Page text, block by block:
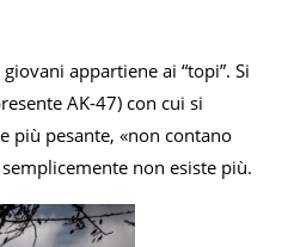
appartiene ai “topi”. Si
AK-47) con cui si
più pesante, «non contano
non esiste più.